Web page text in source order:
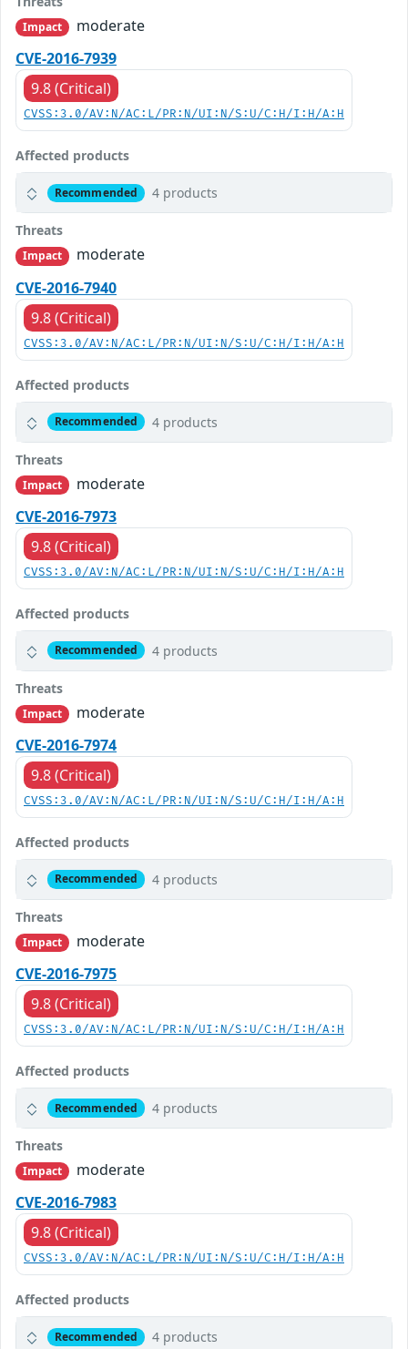
Impact
moderate
CVE-2016-7939
9.8 (Critical)
CVSS:3.0/AV:N/AC:L/PR:N/UI:N/S:U/C:H/I:H/A:H
Affected products
Recommended 4 products
Threats
Impact
moderate
CVE-2016-7940
9.8 (Critical)
CVSS:3.0/AV:N/AC:L/PR:N/UI:N/S:U/C:H/I:H/A:H
Affected products
Recommended 4 products
Threats
Impact
moderate
CVE-2016-7973
9.8 (Critical)
CVSS:3.0/AV:N/AC:L/PR:N/UI:N/S:U/C:H/I:H/A:H
Affected products
Recommended 4 products
Threats
Impact
moderate
CVE-2016-7974
9.8 (Critical)
CVSS:3.0/AV:N/AC:L/PR:N/UI:N/S:U/C:H/I:H/A:H
Affected products
Recommended 4 products
Threats
Impact
moderate
CVE-2016-7975
9.8 (Critical)
CVSS:3.0/AV:N/AC:L/PR:N/UI:N/S:U/C:H/I:H/A:H
Affected products
Recommended 4 products
Threats
Impact
moderate
CVE-2016-7983
9.8 (Critical)
CVSS:3.0/AV:N/AC:L/PR:N/UI:N/S:U/C:H/I:H/A:H
Affected products
Recommended 4 products